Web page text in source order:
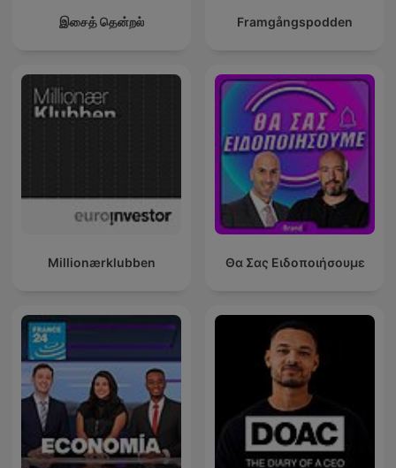
இசைத் தென்றல் Framgångspodden
Millionærklubben Θα Σας Ειδοποιήσουμε